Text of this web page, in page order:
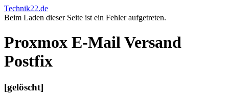
Technik22.de
Beim Laden dieser Seite ist ein Fehler aufgetreten.
Proxmox E-Mail Versand
Postfix
[gelöscht]